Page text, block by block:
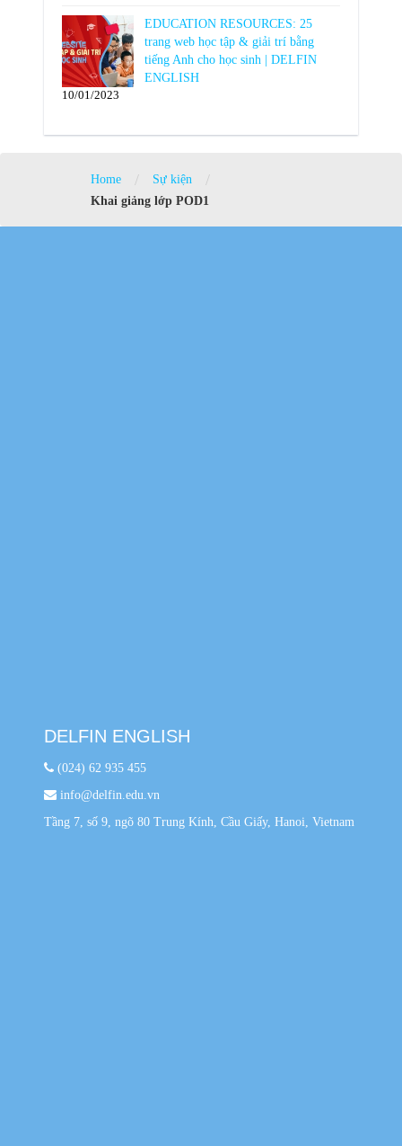
EDUCATION RESOURCES: 25
trang web học tập & giải trí bằng
tiếng Anh cho học sinh | DELFIN
ENGLISH
10/01/2023
Home / Sự kiện /
Khai giảng lớp POD1
DELFIN ENGLISH
(024) 62 935 455
info@delfin.edu.vn
Tầng 7, số 9, ngõ 80 Trung Kính, Cầu Giấy, Hanoi, Vietnam